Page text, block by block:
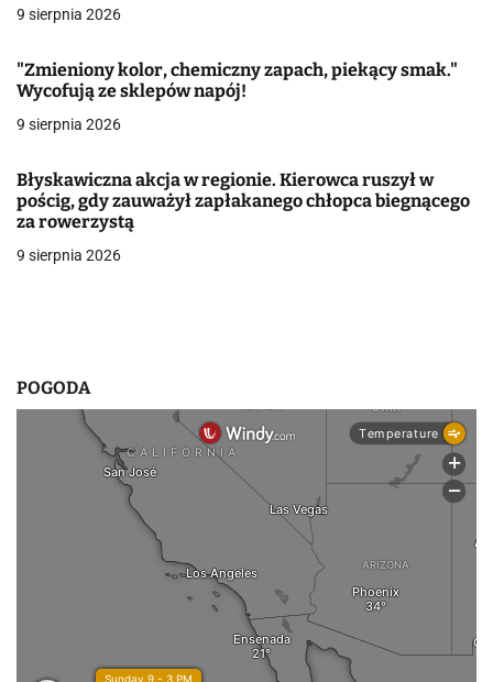
a
w
p
s
u
9 sierpnia 2026
"Zmieniony kolor, chemiczny zapach, piekący smak."
Wycofują ze sklepów napój!
9 sierpnia 2026
Błyskawiczna akcja w regionie. Kierowca ruszył w
pościg, gdy zauważył zapłakanego chłopca biegnącego
za rowerzystą
9 sierpnia 2026
POGODA